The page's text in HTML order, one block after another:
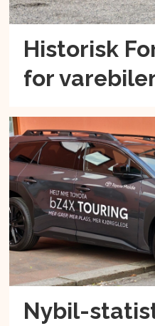
Historisk
for
Nybil-